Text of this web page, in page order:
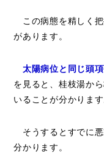
この病態を精しく
があります。
太陽病位と同じ頭
を見ると、桂枝湯か
いることが分かります
そうするとすでに
分かります。